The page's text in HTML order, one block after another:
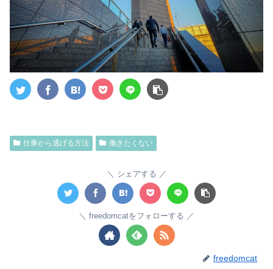
仕事から逃げる方法 働きたくない
シェアする
freedomcatをフォローする
freedomcat